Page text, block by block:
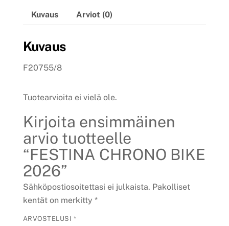
Kuvaus Arviot (0)
Kuvaus
F20755/8
Tuotearvioita ei vielä ole.
Kirjoita ensimmäinen
arvio tuotteelle
“FESTINA CHRONO BIKE
2026”
Sähköpostiosoitettasi ei julkaista. Pakolliset
kentät on merkitty *
ARVOSTELUSI *